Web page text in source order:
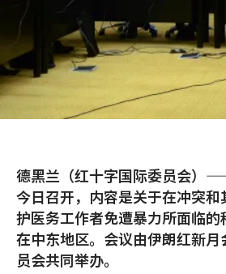
德黑兰（红十字国际委员会）
今日召开，内容是关于在冲突
护医务工作者免遭暴力所面临
在中东地区。会议由伊朗红新
员会共同举办。